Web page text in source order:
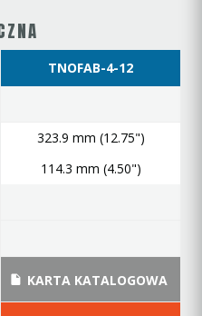
TNOFAB-4-12
323.9 mm (12.75")
114.3 mm (4.50")
KARTA KATALOGOWA